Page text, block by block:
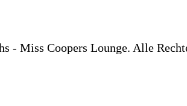
- Miss Coopers Lounge. Alle